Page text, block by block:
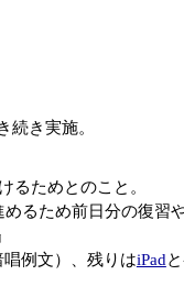
続き実施。
るためとのこと。
るため前日分の復
例文）、残りはiPad